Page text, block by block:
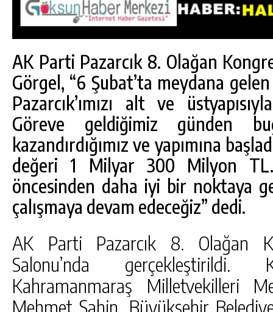
AK Parti Pazarcık 8. Olağan
Görgel, “6 Şubat’ta meydana
Pazarcık’ımızı alt ve
Göreve geldiğimiz günden
kazandırdığımız ve yapımına
değeri 1 Milyar 300 Milyon TL.
öncesinden daha iyi bir noktaya
çalışmaya devam edeceğiz” dedi.
AK Parti Pazarcık 8. Olağan
Salonu’nda
Kahramanmaraş Milletvekilleri
Mehmet Şahin, Büyükşehir
GÜNLÜK HABER AKIŞI
GÖKSUN HAFIZLIK KIZ KUR’AN KURSU
ÖĞRENCILERINE DARENDE GEZISI.